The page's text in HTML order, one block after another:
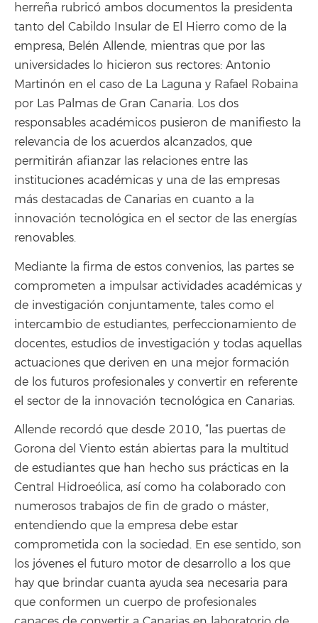
herreña rubricó ambos documentos la presidenta
tanto del Cabildo Insular de El Hierro como de la
empresa, Belén Allende, mientras que por las
universidades lo hicieron sus rectores: Antonio
Martinón en el caso de La Laguna y Rafael Robaina
por Las Palmas de Gran Canaria. Los dos
responsables académicos pusieron de manifiesto la
relevancia de los acuerdos alcanzados, que
permitirán afianzar las relaciones entre las
instituciones académicas y una de las empresas
más destacadas de Canarias en cuanto a la
innovación tecnológica en el sector de las energías
renovables.
Mediante la firma de estos convenios, las partes se
comprometen a impulsar actividades académicas y
de investigación conjuntamente, tales como el
intercambio de estudiantes, perfeccionamiento de
docentes, estudios de investigación y todas aquellas
actuaciones que deriven en una mejor formación
de los futuros profesionales y convertir en referente
el sector de la innovación tecnológica en Canarias.
Allende recordó que desde 2010, “las puertas de
Gorona del Viento están abiertas para la multitud
de estudiantes que han hecho sus prácticas en la
Central Hidroeólica, así como ha colaborado con
numerosos trabajos de fin de grado o máster,
entendiendo que la empresa debe estar
comprometida con la sociedad. En ese sentido, son
los jóvenes el futuro motor de desarrollo a los que
hay que brindar cuanta ayuda sea necesaria para
que conformen un cuerpo de profesionales